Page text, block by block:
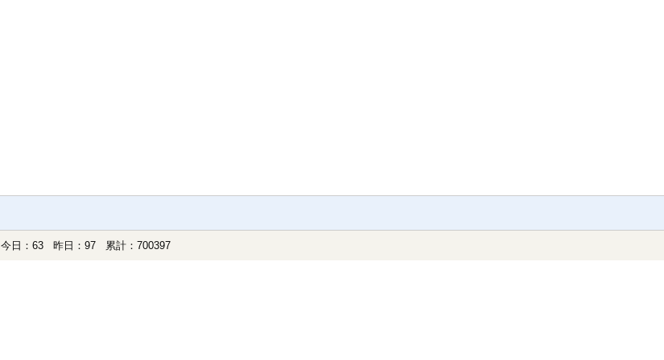
今日：63 昨日：97 累計：700397